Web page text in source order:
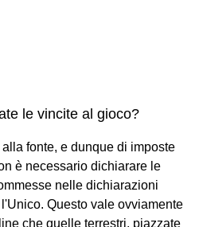
le vincite al gioco?
fonte, e dunque di imposte
è necessario dichiarare le
nelle dichiarazioni
Questo vale ovviamente
che quelle terrestri, piazzate